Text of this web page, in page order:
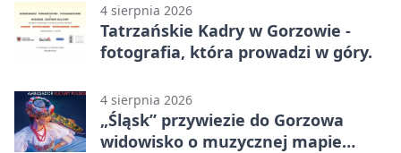
4 sierpnia 2026
Tatrzańskie Kadry w Gorzowie -
fotografia, która prowadzi w góry.
4 sierpnia 2026
„Śląsk” przywiezie do Gorzowa
widowisko o muzycznej mapie